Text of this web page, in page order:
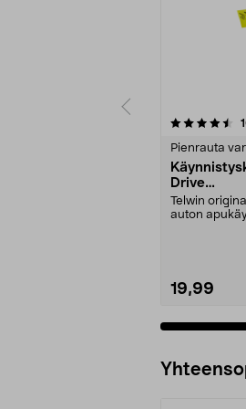
Pienrauta
Drive
Mini/
0/1750,
Telwin
auton
19,99